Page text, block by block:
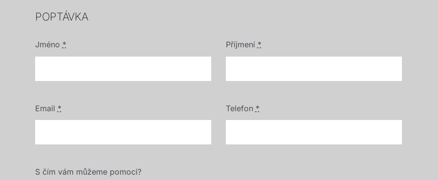
POPTÁVKA
Jméno * Příjmení *
Email * Telefon *
S čím vám můžeme pomoci?